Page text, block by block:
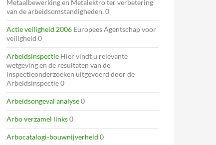
Metaalbewerking en Metalektro ter verbetering
van de arbeidsomstandigheden. 0
Actie veiligheid 2006 Europees Agentschap voor
veiligheid 0
Arbeidsinspectie Hier vindt u relevante
wetgeving en de resultaten van de
inspectieonderzoeken uitgevoerd door de
Arbeidsinspectie 0
Arbeidsongeval analyse0
Arbo verzamel links0
Arbocatalogi-bouwnijverheid 0